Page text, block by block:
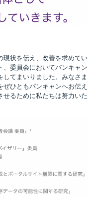
現状を伝え、改善を求めてい
、委員会においてパンキャン
てまいりました。みなさま
ひともパンキャンへお伝え
せるために私たちは努力いた